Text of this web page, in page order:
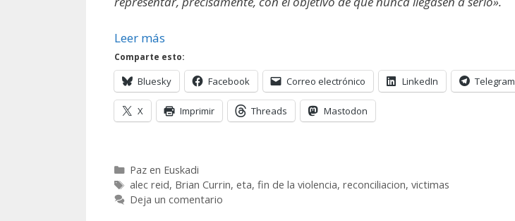
Leer más
Comparte esto:
Bluesky Facebook Correo electrónico LinkedIn Telegram
X Imprimir Threads Mastodon
Categorías
Paz en Euskadi
Etiquetas
alec reid, Brian Currin, eta, fin de la violencia, reconciliacion, victimas
Deja un comentario